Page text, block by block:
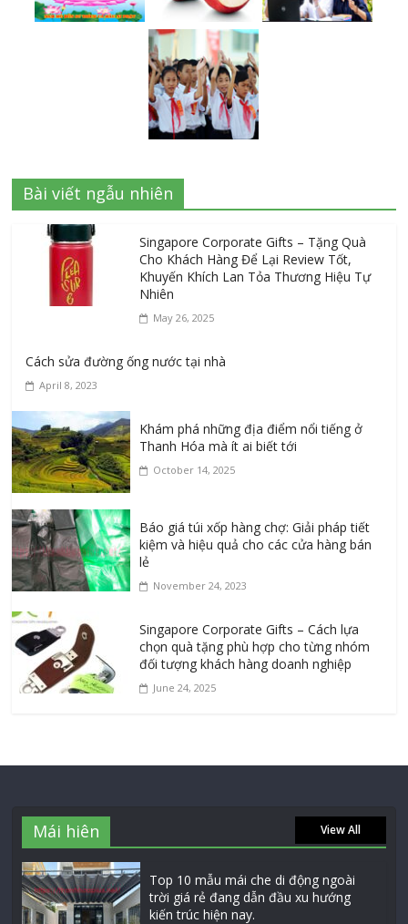
Bài viết ngẫu nhiên
Singapore Corporate Gifts – Tặng Quà
Cho Khách Hàng Để Lại Review Tốt,
Khuyến Khích Lan Tỏa Thương Hiệu Tự
Nhiên
May 26, 2025
Cách sửa đường ống nước tại nhà
April 8, 2023
Khám phá những địa điểm nổi tiếng ở
Thanh Hóa mà ít ai biết tới
October 14, 2025
Báo giá túi xốp hàng chợ: Giải pháp tiết
kiệm và hiệu quả cho các cửa hàng bán
lẻ
November 24, 2023
Singapore Corporate Gifts – Cách lựa
chọn quà tặng phù hợp cho từng nhóm
đối tượng khách hàng doanh nghiệp
June 24, 2025
Mái hiên View All
Top 10 mẫu mái che di động ngoài
trời giá rẻ đang dẫn đầu xu hướng
kiến trúc hiện nay.